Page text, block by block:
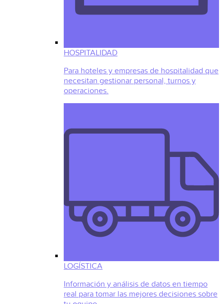
HOSPITALIDAD
Para hoteles y empresas de hospitalidad que
necesitan gestionar personal, turnos y
operaciones.
LOGÍSTICA
Información y análisis de datos en tiempo
real para tomar las mejores decisiones sobre